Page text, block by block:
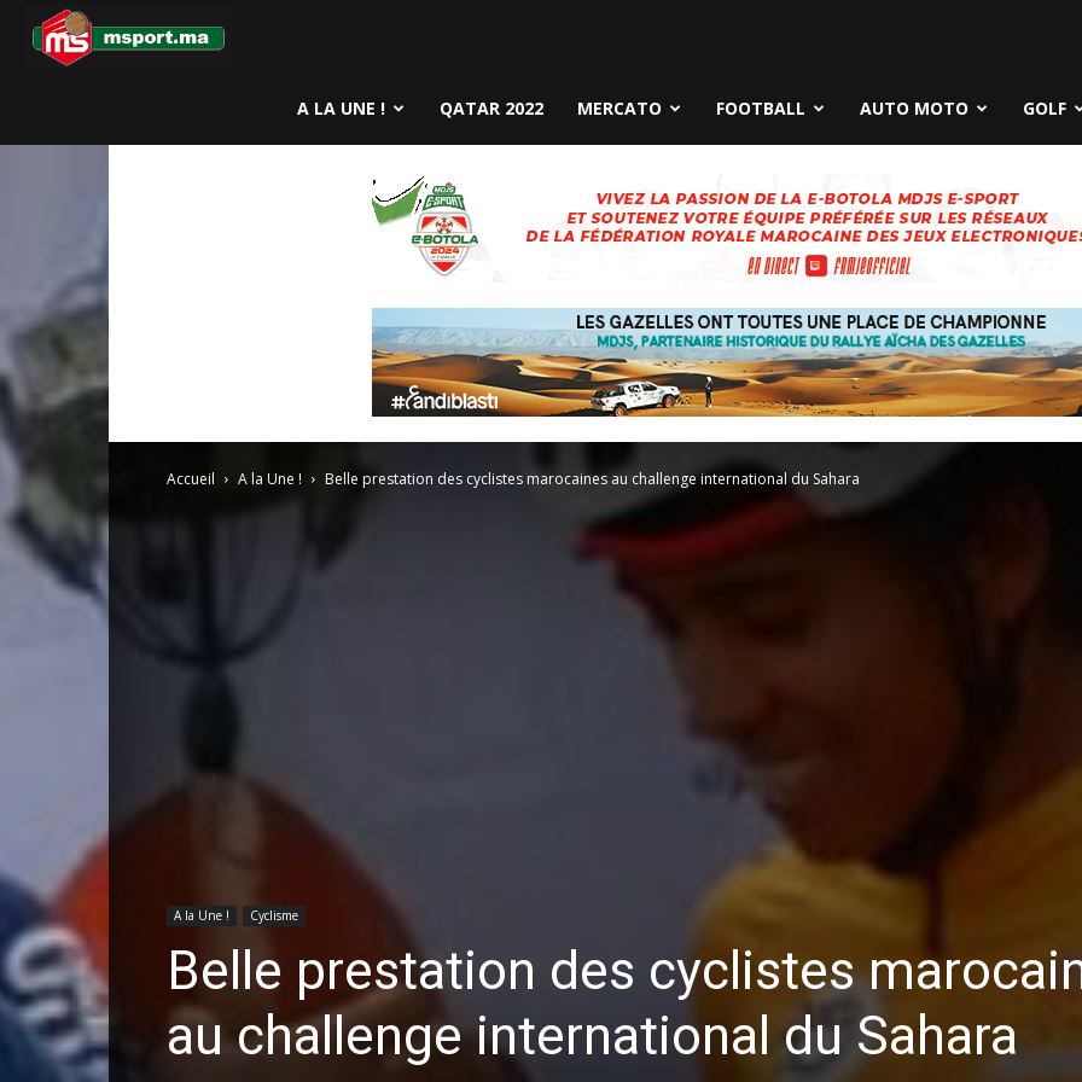
A LA UNE ! QATAR 2022 MERCATO FOOTBALL AUTO MOTO GOLF
Accueil A la Une ! Belle prestation des cyclistes marocaines au challenge international du Sahara
A la Une ! Cyclisme
Belle prestation des cyclistes
au challenge international du Sahara